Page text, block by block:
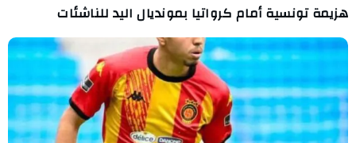
هزيمة تونسية أمام كرواتيا بمونديال اليد للناشئات